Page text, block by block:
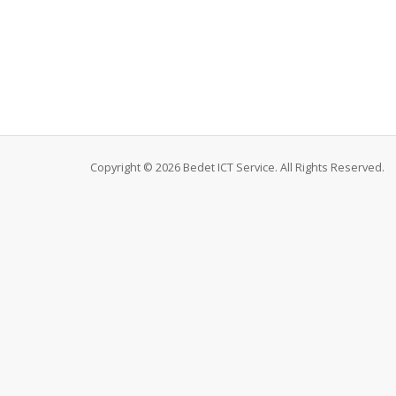
Copyright © 2026 Bedet ICT Service. All Rights Reserved.